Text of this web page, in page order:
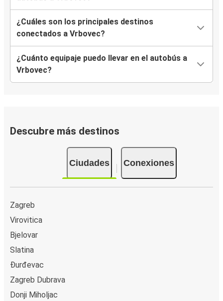
¿Cuáles son los principales destinos
conectados a Vrbovec?
¿Cuánto equipaje puedo llevar en el autobús a
Vrbovec?
Descubre más destinos
Ciudades Conexiones
Zagreb
Virovitica
Bjelovar
Slatina
Đurđevac
Zagreb Dubrava
Donji Miholjac